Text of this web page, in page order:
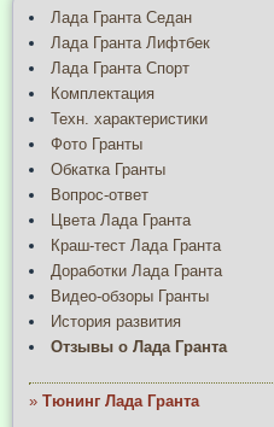
Лада Гранта Седан
Лада Гранта Лифтбек
Лада Гранта Спорт
Комплектация
Техн. характеристики
Фото Гранты
Обкатка Гранты
Вопрос-ответ
Цвета Лада Гранта
Краш-тест Лада Гранта
Доработки Лада Гранта
Видео-обзоры Гранты
История развития
Отзывы о Лада Гранта
» Тюнинг Лада Гранта